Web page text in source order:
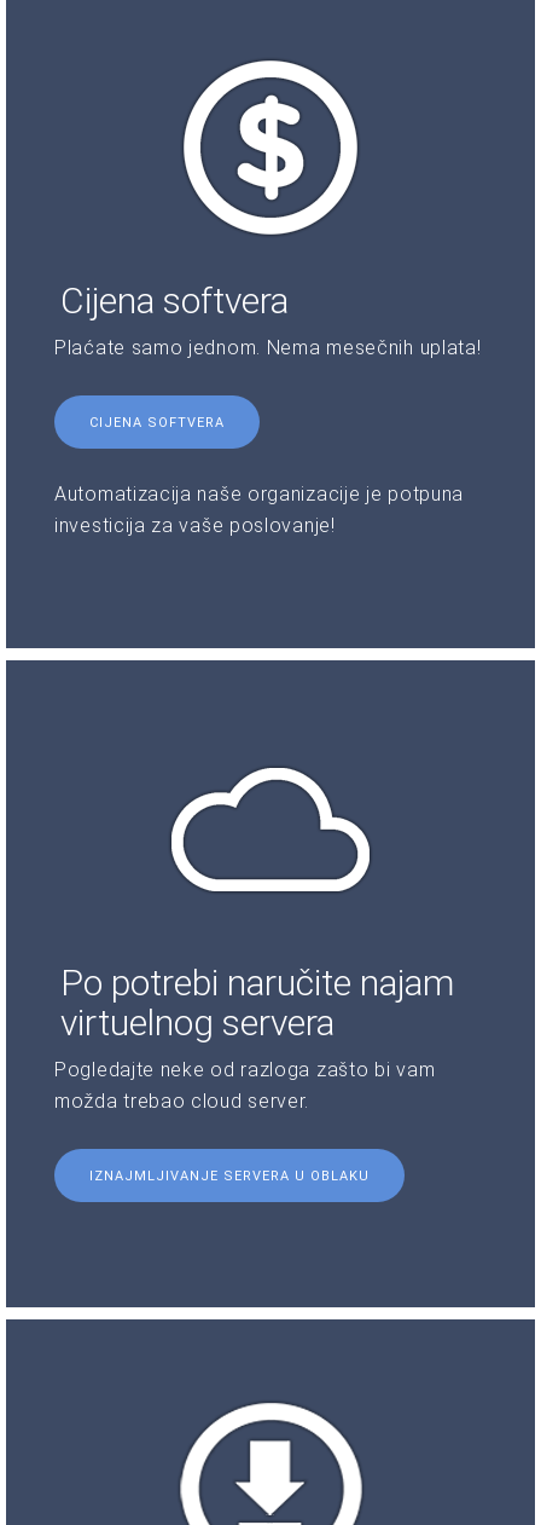
Cijena softvera
Plaćate samo jednom. Nema mesečnih uplata!
CIJENA SOFTVERA
Automatizacija naše organizacije je potpuna
investicija za vaše poslovanje!
Po potrebi naručite najam
virtuelnog servera
Pogledajte neke od razloga zašto bi vam
možda trebao cloud server.
IZNAJMLJIVANJE SERVERA U OBLAKU